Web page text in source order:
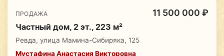
ПРОДАЖА 11 500 000 ₽
Частный дом, 2 эт., 223 м²
Ревда, улица Мамина-Сибиряка, 125
Мустафина Анастасия Викторовна